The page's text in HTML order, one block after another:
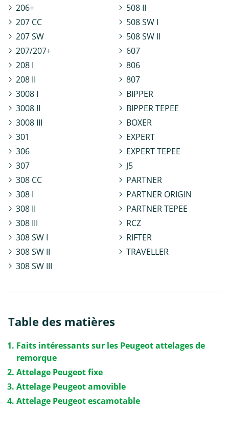
206+
207 CC
207 SW
207/207+
208 I
208 II
3008 I
3008 II
3008 III
301
306
307
308 CC
308 I
308 II
308 III
308 SW I
308 SW II
308 SW III
508 II
508 SW I
508 SW II
607
806
807
BIPPER
BIPPER TEPEE
BOXER
EXPERT
EXPERT TEPEE
J5
PARTNER
PARTNER ORIGIN
PARTNER TEPEE
RCZ
RIFTER
TRAVELLER
Table des matières
Faits intéressants sur les Peugeot attelages de
remorque
Attelage Peugeot fixe
Attelage Peugeot amovible
Attelage Peugeot escamotable